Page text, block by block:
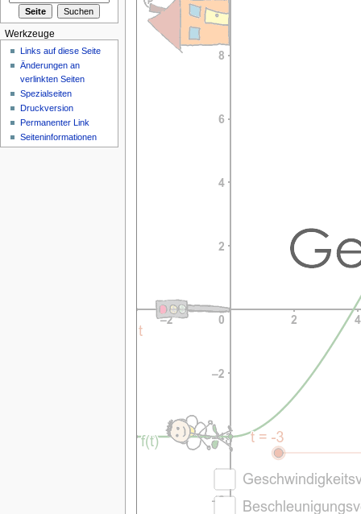
Werkzeuge
Links auf diese Seite
Änderungen an
verlinkten Seiten
Spezialseiten
Druckversion
Permanenter Link
Seiteninformationen